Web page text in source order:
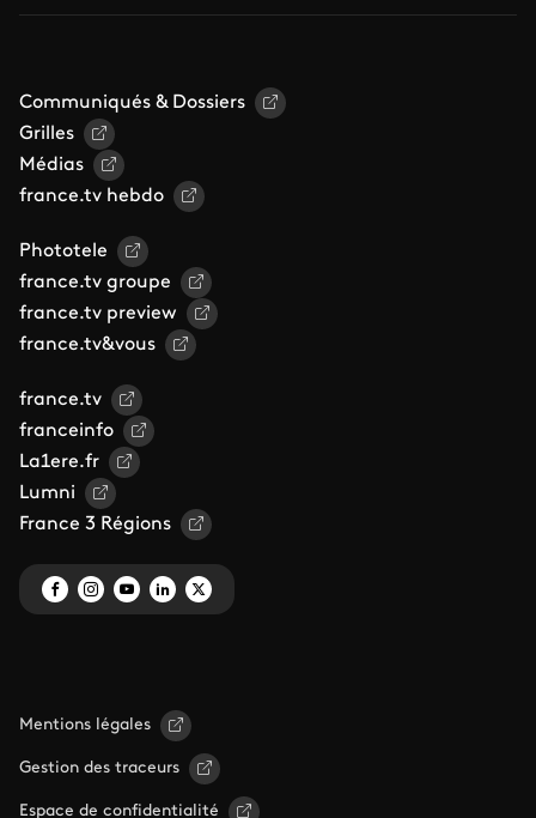
Communiqués & Dossiers
Grilles
Médias
france.tv hebdo
Phototele
france.tv groupe
france.tv preview
france.tv&vous
france.tv
franceinfo
La1ere.fr
Lumni
France 3 Régions
Mentions légales
Gestion des traceurs
Espace de confidentialité